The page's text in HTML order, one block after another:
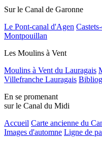
Sur le Canal de Garonne
Le Pont-canal d'Agen
Montpouillan
Les Moulins à Vent
Moulins à Vent du Lauragais
Villefranche Lauragais
En se promenant
sur le Canal du Midi
Accueil Carte ancienne du
Images d'automne Ligne de